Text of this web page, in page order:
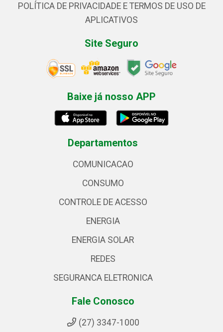
POLÍTICA DE PRIVACIDADE E TERMOS DE USO DE
APLICATIVOS
Site Seguro
Baixe já nosso APP
Departamentos
COMUNICACAO
CONSUMO
CONTROLE DE ACESSO
ENERGIA
ENERGIA SOLAR
REDES
SEGURANCA ELETRONICA
Fale Conosco
(27) 3347-1000